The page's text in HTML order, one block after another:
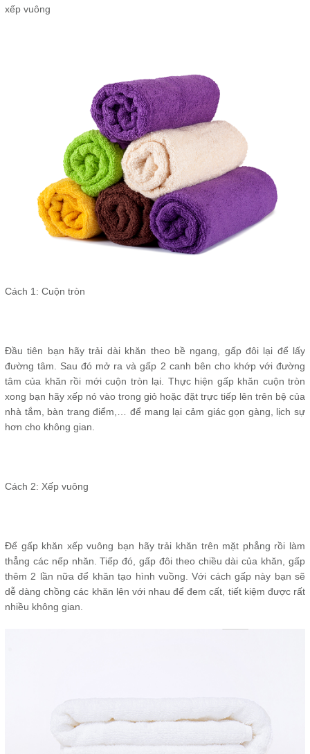
xếp vuông
Cách 1: Cuộn tròn
Đầu tiên bạn hãy trải dài khăn theo bề ngang, gấp đôi lại để lấy
đường tâm. Sau đó mở ra và gấp 2 canh bên cho khớp với đường
tâm của khăn rồi mới cuộn tròn lại. Thực hiện gấp khăn cuộn tròn
xong bạn hãy xếp nó vào trong giỏ hoặc đặt trực tiếp lên trên bệ của
nhà tắm, bàn trang điểm,… để mang lại cảm giác gọn gàng, lịch sự
hơn cho không gian.
Cách 2: Xếp vuông
Để gấp khăn xếp vuông bạn hãy trải khăn trên mặt phẳng rồi làm
thẳng các nếp nhăn. Tiếp đó, gấp đôi theo chiều dài của khăn, gấp
thêm 2 lần nữa để khăn tạo hình vuồng. Với cách gấp này bạn sẽ
dễ dàng chồng các khăn lên với nhau để đem cất, tiết kiệm được rất
nhiều không gian.